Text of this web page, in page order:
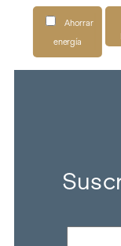
Ahorrar
energía